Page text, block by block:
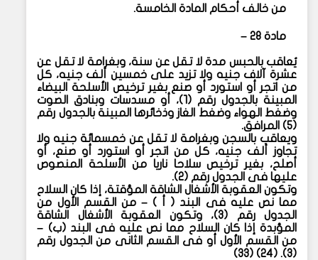
من خالف أحكام المادة الخامسة.
مادة ٢٨ –
يُعاقب بالحبس مدة لا تقل عن سنة، وبغرامة لا تقل عن
عشرة آلاف جنيه ولا تزيد على خمسين ألف جنيه، كل
من اتجر أو استورد أو صنع بغير ترخيص الأسلحة البيضاء
المبينة بالجدول رقم (١)، أو مسدسات وبنادق الصوت
وضغط الهواء وضغط الغاز وذخائرها المبينة بالجدول رقم
(٥) المرافق.
ويعاقب بالسجن وبغرامة لا تقل عن خمسمائة جنيه ولا
تجاوز ألف جنيه، كل من اتجر أو استورد أو صنع، أو
أصلح، بغير ترخيص سلاحا ناريا من الأسلحة المنصوص
عليها فى الجدول رقم (٢).
وتكون العقوبة الأشغال الشاقة المؤقتة، إذا كان السلاح
مما نص عليه فى البند ( أ ) – من القسم الأول من
الجدول رقم (٣)، وتكون العقوبة الأشغال الشاقة
المؤبدة إذا كان السلاح مما نص عليه فى البند (ب) –
من القسم الأول أو فى القسم الثانى من الجدول رقم
(٣). (٢٤) (٣٣)